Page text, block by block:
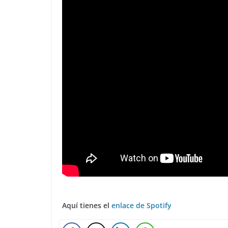
Aquí tienes el enlace de Spotify